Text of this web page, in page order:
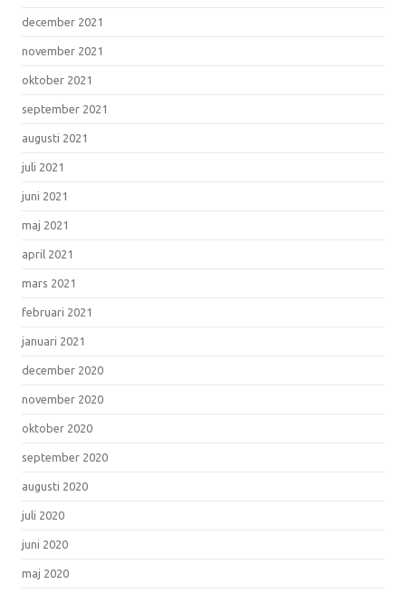
december 2021
november 2021
oktober 2021
september 2021
augusti 2021
juli 2021
juni 2021
maj 2021
april 2021
mars 2021
februari 2021
januari 2021
december 2020
november 2020
oktober 2020
september 2020
augusti 2020
juli 2020
juni 2020
maj 2020